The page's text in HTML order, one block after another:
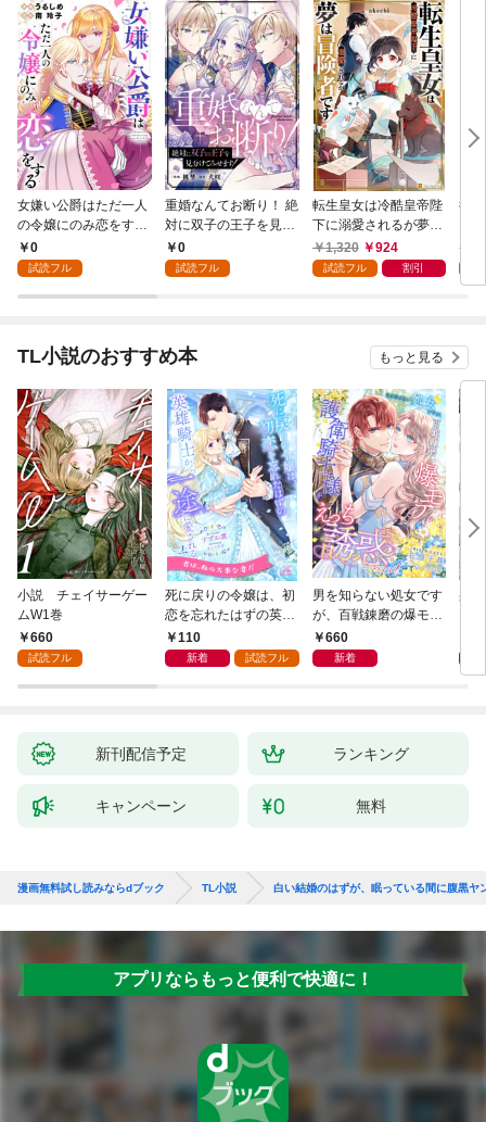
女嫌い公爵はただ一人
の令嬢にのみ恋をする
（分冊版）第１話
0
試読フル
重婚なんてお断り！ 絶
対に双子の王子を見分
けてみせます！（分冊
版） 第１話
0
試読フル
転生皇女は冷酷皇帝陛
下に溺愛されるが夢は
冒険者です！
1,320 924
試読フル 割引
拾
に
語～
TL小説のおすすめ本 もっと見る
小説 チェイサーゲー
ムW1巻
660
試読フル
死に戻りの令嬢は、初
恋を忘れたはずの英雄
騎士から一途に愛され
る【１】
110
新着 試読フル
男を知らない処女です
が、百戦錬磨の爆モテ
護衛騎士様をえっちに
誘惑してみます！
660
新着
身
を
新刊配信予定 ランキング
キャンペーン 無料
漫画無料試し読みならdブック TL小説 白い結婚のはずが、眠っている間に腹黒ヤ
アプリならもっと便利で快適に！